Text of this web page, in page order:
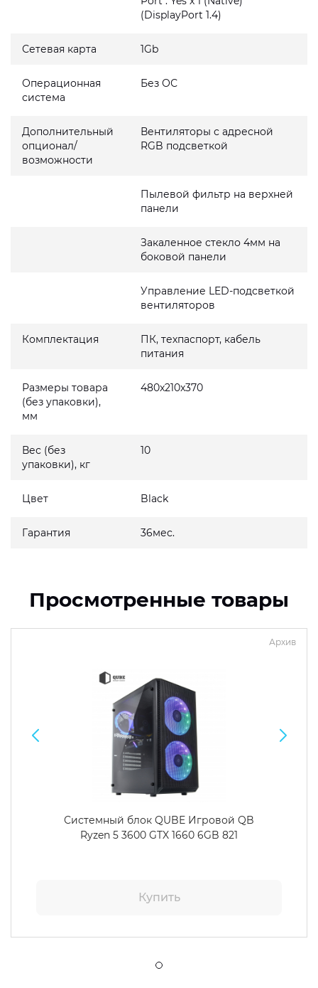
(DisplayPort 1.4)
Сетевая карта 1Gb
Операционная
система
Без ОС
Дополнительный
опционал/
возможности
Вентиляторы с адресной
RGB подсветкой
Пылевой фильтр на верхней
панели
Закаленное стекло 4мм на
боковой панели
Управление LED-подсветкой
вентиляторов
Комплектация
ПК, техпаспорт, кабель
питания
Размеры товара
(без упаковки),
мм
480x210x370
Вес (без
упаковки), кг
10
Цвет Black
Гарантия 36мес.
Просмотренные товары
Архив
Системный блок QUBE Игровой QB
Ryzen 5 3600 GTX 1660 6GB 821
Купить